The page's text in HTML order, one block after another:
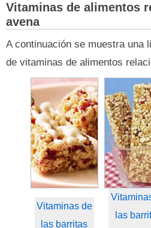
Vitaminas de alimentos
avena
A continuación se muestra una
de vitaminas de alimentos
Vitaminas de
las barritas
las